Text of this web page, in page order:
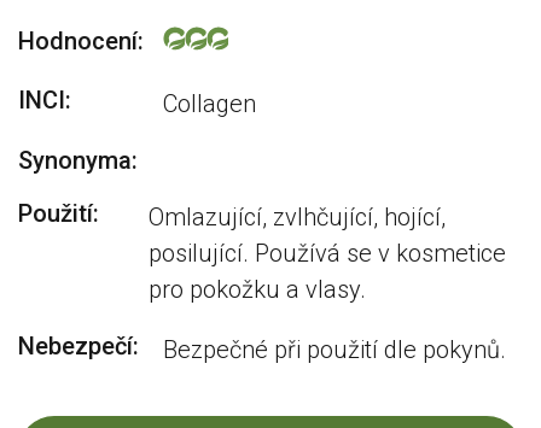
Hodnocení:
INCI:
Collagen
Synonyma:
Použití:
Omlazující, zvlhčující, hojící,
posilující. Používá se v kosmetice
pro pokožku a vlasy.
Nebezpečí:
Bezpečné při použití dle pokynů.